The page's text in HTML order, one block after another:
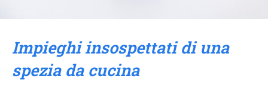
Impieghi insospettati di una
spezia da cucina